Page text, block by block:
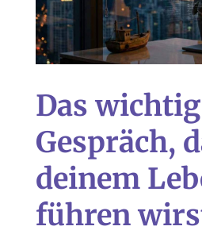
Das
Gespräch,
deinem
führen